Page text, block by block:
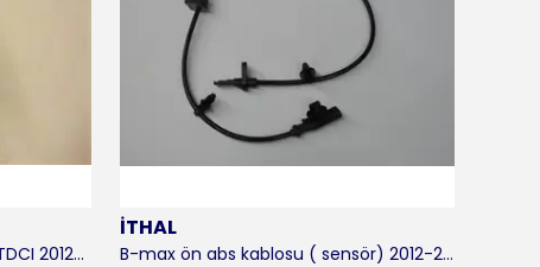
B-max motor takozu 1.5 - 1.6 TDCI 2012-2016 ORJİNAL
İTHAL
B-max ön abs kablosu ( sensör) 2012-2016 ITHAL